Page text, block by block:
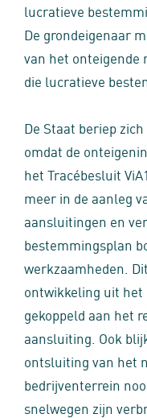
lucratieve
De grondeigenaar
van het onteigende
die lucratieve
De Staat beriep
omdat de
het Tracébesluit
meer in de aanleg
aansluitingen en
bestemmingsplan
werkzaamheden.
ontwikkeling uit
gekoppeld aan het
aansluiting. Ook
ontsluiting van het
bedrijventerrein
snelwegen zijn